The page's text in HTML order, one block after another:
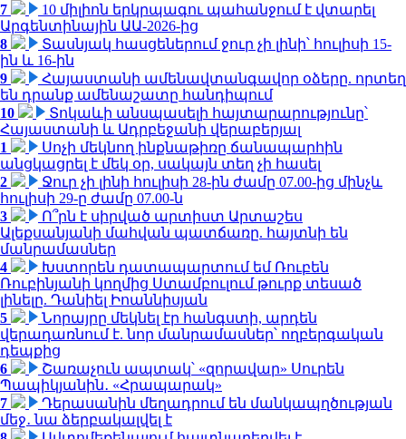
7
10 միլիոն երկրպագու պահանջում է վտարել
Արգենտինային ԱԱ-2026-ից
8
Տասնյակ հասցեներում ջուր չի լինի՝ հուլիսի 15-
ին և 16-ին
9
Հայաստանի ամենավտանգավոր օձերը. որտեղ
են դրանք ամենաշատը հանդիպում
10
Տոկաևի անսպասելի հայտարարությունը՝
Հայաստանի և Ադրբեջանի վերաբերյալ
1
Սոչի մեկնող ինքնաթիռը ճանապարհին
անցկացրել է մեկ օր, սակայն տեղ չի հասել
2
Ջուր չի լինի հուլիսի 28-ին ժամը 07.00-ից մինչև
հուլիսի 29-ը ժամը 07.00-ն
3
Ո՞րն է սիրված արտիստ Արտաշես
Ալեքսանյանի մահվան պատճառը. հայտնի են
մանրամասներ
4
Խստորեն դատապարտում եմ Ռուբեն
Ռուբինյանի կողմից Ստամբուլում թուրք տեսած
լինելը. Դանիել Իոաննիսյան
5
Նորայրը մեկնել էր հանգստի, արդեն
վերադառնում է. նոր մանրամասներ՝ ողբերգական
դեպքից
6
Շառաչուն ապտակ՝ «զորավար» Սուրեն
Պապիկյանին․ «Հրապարակ»
7
Դերասանին մեղադրում են մանկապղծության
մեջ․ նա ձերբակալվել է